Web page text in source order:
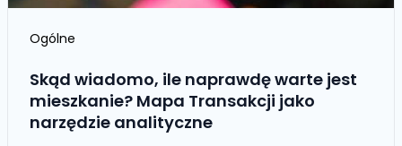
Ogólne
Skąd wiadomo, ile naprawdę warte jest
mieszkanie? Mapa Transakcji jako
narzędzie analityczne